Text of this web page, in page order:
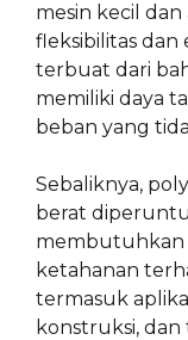
mesin kecil
fleksibilitas dan
terbuat dari
memiliki daya
beban yang
Sebaliknya,
berat
membutuhkan
ketahanan
termasuk
konstruksi, dan